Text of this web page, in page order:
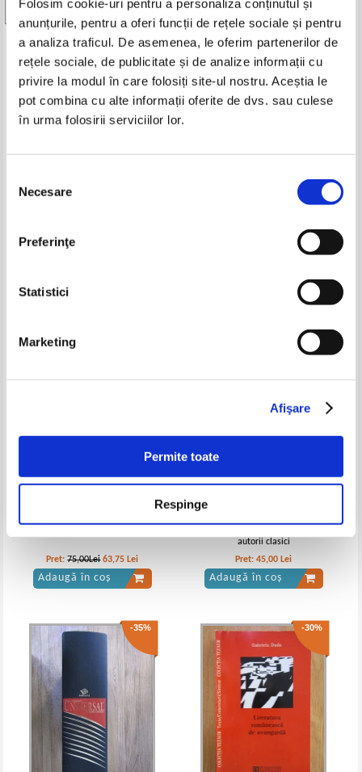
Folosim cookie-uri pentru a personaliza conținutul și
anunțurile, pentru a oferi funcții de rețele sociale și pentru
a analiza traficul. De asemenea, le oferim partenerilor de
rețele sociale, de publicitate și de analize informații cu
privire la modul în care folosiți site-ul nostru. Aceștia le
pot combina cu alte informații oferite de dvs. sau culese
în urma folosirii serviciilor lor.
consimțământului
Necesare
Preferinţe
Statistici
Marketing
Afişare
Permite toate
Respinge
Romaneasca a Existentei
romaneasca a existentei, vol 1.
filosofica
romaneasca a existentei, vol 3.
Vezi toate edițiile »
Produse din aceeasi categorie
-20%
Pret:70,00Lei
Mircea Cartarescu - Eminescu,
Pret:75,00Lei 63,75 Lei
Adaugă în coș
autorii clasici
Pret:45,00 Lei
Adaugă în coș
-35% -30%